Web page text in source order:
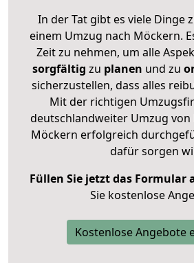
In der Tat gibt es viele Dinge
einem Umzug nach Möckern.
Zeit zu nehmen, um alle
sorgfältig zu planen und zu
sicherzustellen, dass alles
Mit der richtigen
deutschlandweiter Umzug
Möckern erfolgreich
dafür sorgen
Füllen Sie jetzt das Formular
Sie kostenlose
Kostenlose Angebote